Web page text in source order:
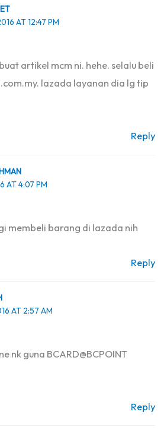
AT 12:47 PM
artikel mcm ni. hehe. selalu beli
lazada layanan dia lg tip
Reply
AT 4:07 PM
membeli barang di lazada nih
Reply
AT 2:57 AM
nk guna BCARD@BCPOINT
Reply